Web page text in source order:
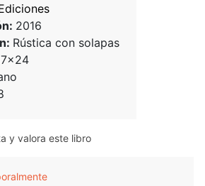
2016
Rústica con solapas
y valora este libro